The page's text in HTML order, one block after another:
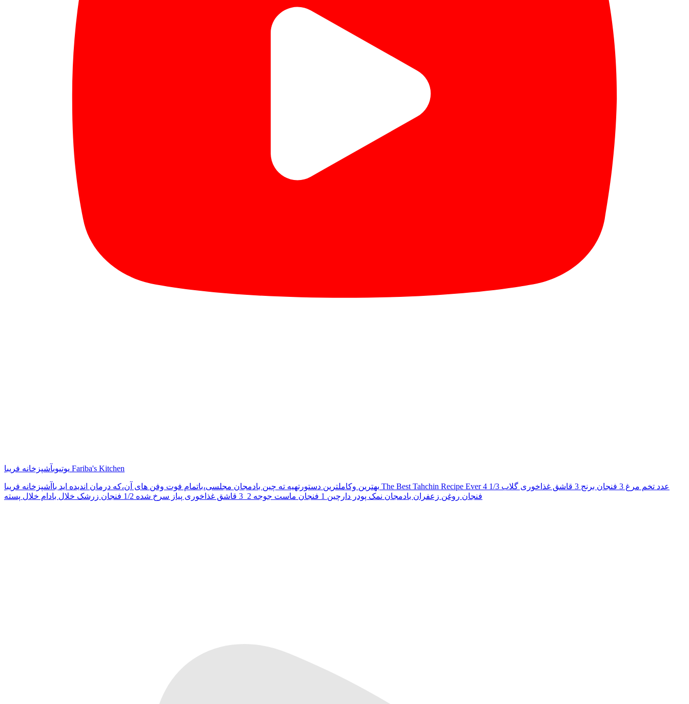
یوتیوب آشپزخانه فریبا Fariba's Kitchen
بهترین وکاملترین دستورتهیه ته چین بادمجان مجلسی،باتمام فوت وفن های آن،که درمان اندیده اید باآشپزخانه فریبا The Best Tahchin Recipe Ever 4 عدد تخم مرغ 3 فنجان برنج 3 قاشق غذاخوری گلاب 1/3
فنجان روغن زعفران بادمجان نمک پودر دارچین 1 فنجان ماست جوجه 2_3 قاشق غذاخوری پیاز سرخ شده 1/2 فنجان زرشک خلال بادام خلال پسته